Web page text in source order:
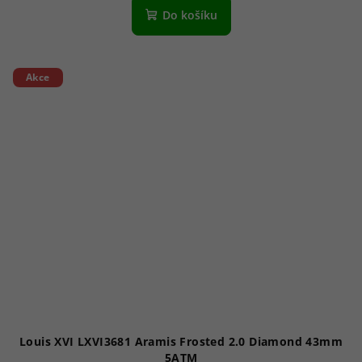
Do košíku
Akce
Louis XVI LXVI3681 Aramis Frosted 2.0 Diamond 43mm
5ATM